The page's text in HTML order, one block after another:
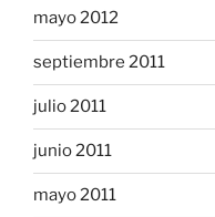
mayo 2012
septiembre 2011
julio 2011
junio 2011
mayo 2011